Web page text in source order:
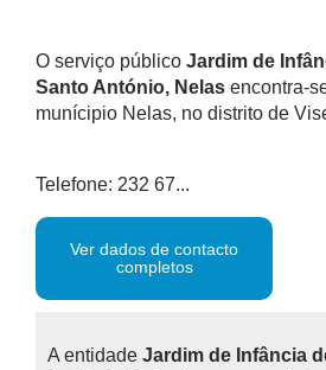
O serviço público Jardim de
Santo António, Nelas encontra-
munícipio Nelas, no distrito de
Telefone: 232 67...
Ver dados de contacto
completos
A entidade Jardim de Infância